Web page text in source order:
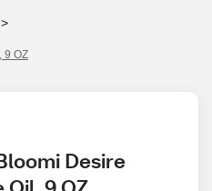
>
9 OZ
Desire